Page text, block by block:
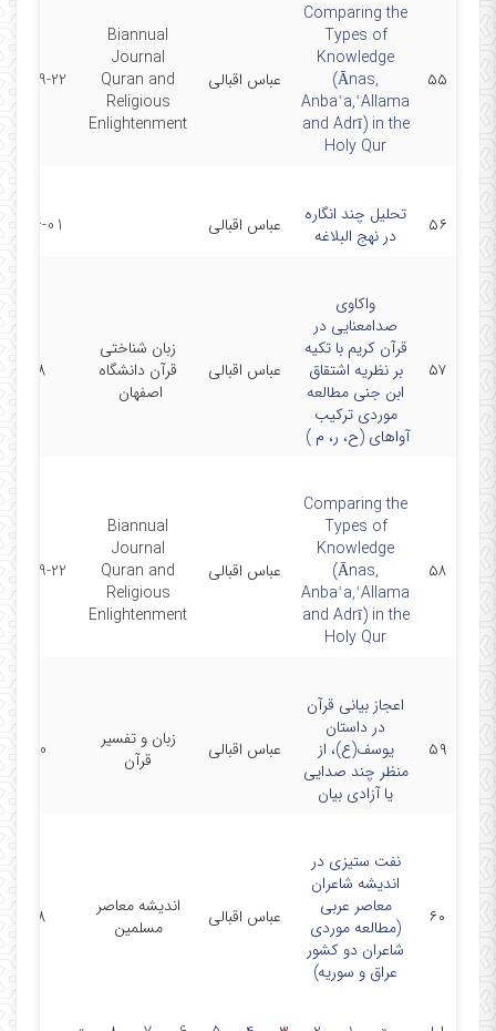
۵۵
Comparing the
Types of
Knowledge
(Ānas,
Anbaʿa,ʿAllama
and Adrī) in the
Holy Qur
عباس اقبالی
Biannual
Journal
Quran and
Religious
Enlightenment
09-22
۵۶
تحلیل چند انگاره
در نهج البلاغه
عباس اقبالی 6-01
۵۷
واکاوی
صدامعنایی در
قرآن کریم با تکیه
بر نظریه اشتقاق
ابن جنی مطالعه
موردی ترکیب
آواهای (ح، ر، م ) ‏
عباس اقبالی
زبان شناختی
قرآن دانشگاه
اصفهان ‏
1398
۵۸
Comparing the
Types of
Knowledge
(Ānas,
Anbaʿa,ʿAllama
and Adrī) in the
Holy Qur
عباس اقبالی
Biannual
Journal
Quran and
Religious
Enlightenment
09-22
۵۹
اعجاز بیانی قرآن
در ‏داستان
یوسف(ع)، از
منظر ‏چند صدایی
یا آزادی بیان
عباس اقبالی
زبان و ‏تفسیر
قرآن
1400
۶۰
نفت ستیزی در
اندیشه شاعران
معاصر عربی
‏(مطالعه موردی
شاعران دو کشور
عراق و سوریه)
عباس اقبالی
اندیشه معاصر
مسلمین
1398